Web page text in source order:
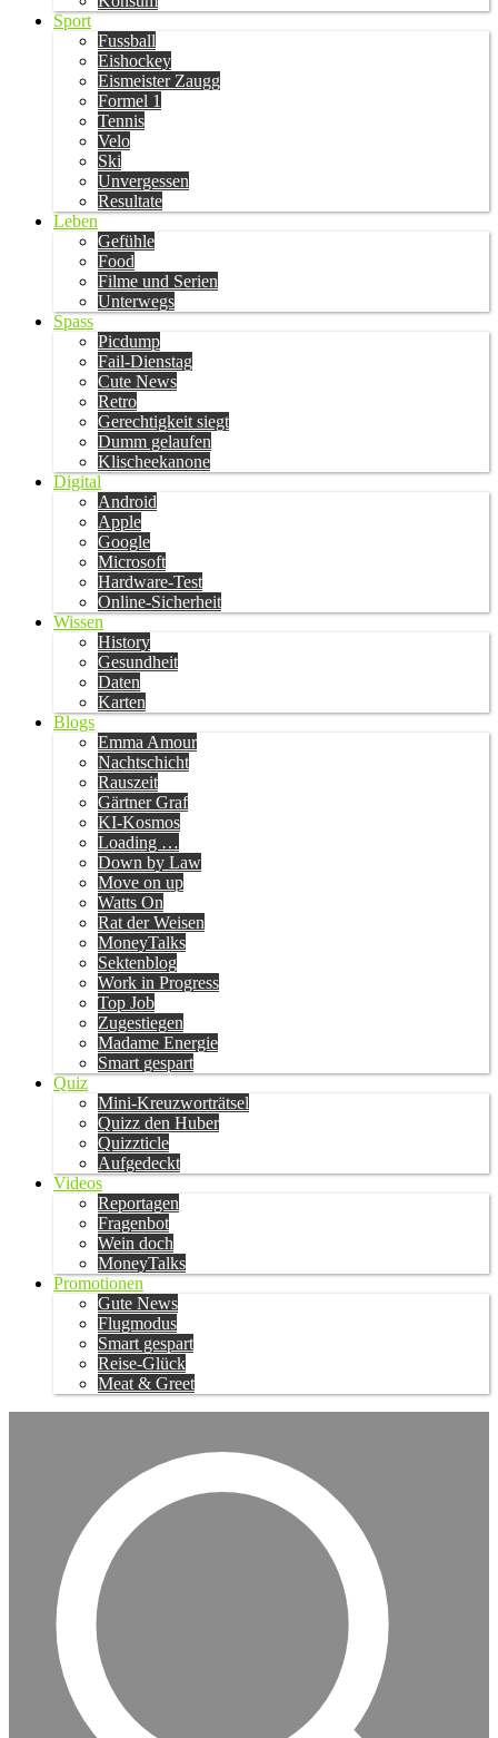
Sport
Fussball
Eishockey
Eismeister Zaugg
Formel 1
Tennis
Velo
Ski
Unvergessen
Resultate
Leben
Gefühle
Food
Filme und Serien
Unterwegs
Spass
Picdump
Fail-Dienstag
Cute News
Retro
Gerechtigkeit siegt
Dumm gelaufen
Klischeekanone
Digital
Android
Apple
Google
Microsoft
Hardware-Test
Online-Sicherheit
Wissen
History
Gesundheit
Daten
Karten
Blogs
Emma Amour
Nachtschicht
Rauszeit
Gärtner Graf
KI-Kosmos
Loading …
Down by Law
Move on up
Watts On
Rat der Weisen
MoneyTalks
Sektenblog
Work in Progress
Top Job
Zugestiegen
Madame Energie
Smart gespart
Quiz
Mini-Kreuzworträtsel
Quizz den Huber
Quizzticle
Aufgedeckt
Videos
Reportagen
Fragenbot
Wein doch
MoneyTalks
Promotionen
Gute News
Flugmodus
Smart gespart
Reise-Glück
Meat & Greet